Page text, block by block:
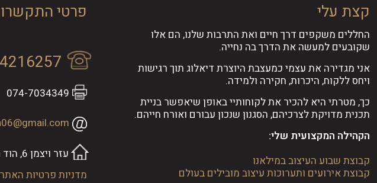
קצת עלי
החללים משקפים דרך חיים ואת התרבות שלנו, הם אלו
שקובעים למעשה את הדרך בה נחייה.
אני מגדירה את עצמי כמעצבת היוצרת דיאלוג תוך רגישות
ויחס ללקוח, היכרות, חקירה ולמידה.
כך, מטרתי היא להכיר את לקוחותיי באופן שיאפשר בניית
תכנית מדויקת לצרכיהם, הסגנון שנכון עבורם ואורח חייהם.
הקהילה המקצועית שלי:
קבוצת שבוע העיצוב במילאנו
קבוצת אירועים ותערוכות עיצוב מובילים בעולם
פרטי
074-7034349
עזר ויצמן 6, הוד השרון, מיקוד: 4502555
מדניות פרטיות האתר